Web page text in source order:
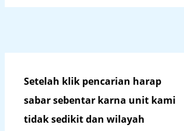
Setelah klik pencarian harap
sabar sebentar karna unit kami
tidak sedikit dan wilayah